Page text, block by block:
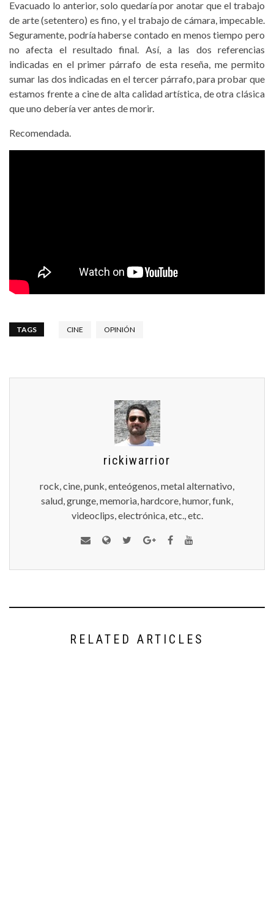
Evacuado lo anterior, solo quedaría por anotar que el trabajo
de arte (setentero) es fino, y el trabajo de cámara, impecable.
Seguramente, podría haberse contado en menos tiempo pero
no afecta el resultado final. Así, a las dos referencias
indicadas en el primer párrafo de esta reseña, me permito
sumar las dos indicadas en el tercer párrafo, para probar que
estamos frente a cine de alta calidad artística, de otra clásica
que uno debería ver antes de morir.
Recomendada.
TAGS CINE OPINIÓN
rickiwarrior
rock, cine, punk, enteógenos, metal alternativo,
salud, grunge, memoria, hardcore, humor, funk,
videoclips, electrónica, etc., etc.
RELATED ARTICLES